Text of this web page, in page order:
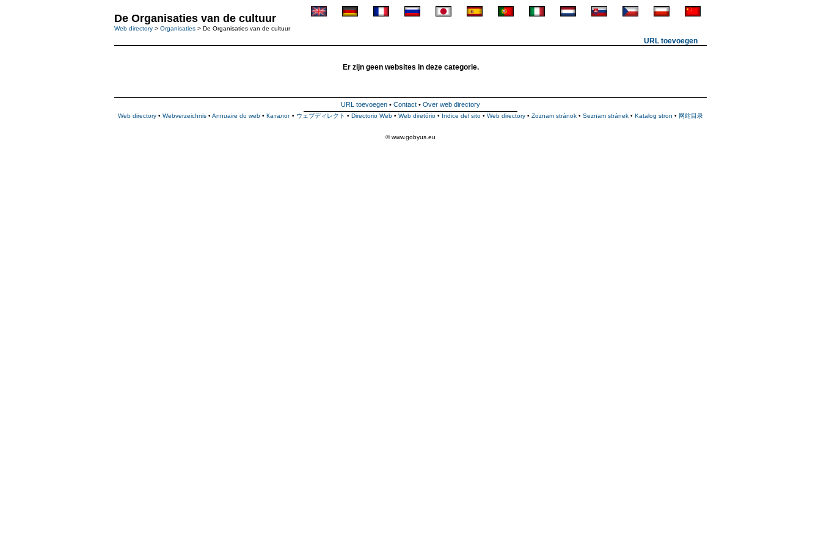
De Organisaties van de cultuur
Web directory > Organisaties > De Organisaties van de cultuur
URL toevoegen
Er zijn geen websites in deze categorie.
URL toevoegen • Contact • Over web directory
Web directory • Webverzeichnis • Annuaire du web • Каталог • ウェブディレクト • Directorio Web • Web diretório • Indice del sito • Web directory • Zoznam stránok • Seznam stránek • Katalog stron • 网站目录
© www.gobyus.eu